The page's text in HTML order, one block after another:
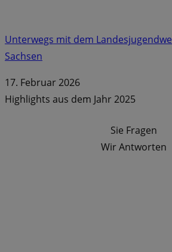
Unterwegs mit dem
Sachsen
17. Februar 2026
Highlights aus dem Jahr 2025
Sie Fragen
Wir Antworten